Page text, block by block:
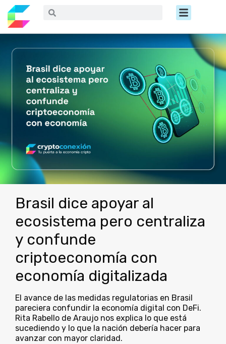
contenido
Buscar Menú
Brasil dice apoyar al
ecosistema pero centraliza
y confunde
criptoeconomía con
economía digitalizada
El avance de las medidas regulatorias en Brasil
pareciera confundir la economía digital con DeFi.
Rita Rabello de Araujo nos explica lo que está
sucediendo y lo que la nación debería hacer para
avanzar con mayor claridad.